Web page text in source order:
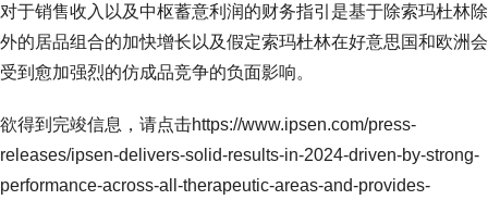
对于销售收入以及中枢蓄意利润的财务指引是基于除索玛杜林除
外的居品组合的加快增长以及假定索玛杜林在好意思国和欧洲会
受到愈加强烈的仿成品竞争的负面影响。
欲得到完竣信息，请点击https://www.ipsen.com/press-
releases/ipsen-delivers-solid-results-in-2024-driven-by-strong-
performance-across-all-therapeutic-areas-and-provides-